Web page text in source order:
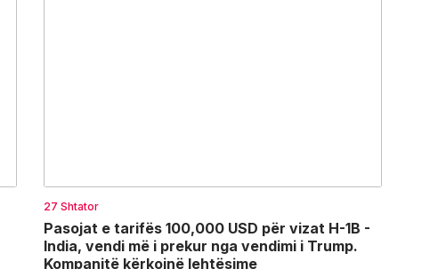
27 Shtator
Pasojat e tarifës 100,000 USD për vizat H-1B -
India, vendi më i prekur nga vendimi i Trump.
Kompanitë kërkojnë lehtësime